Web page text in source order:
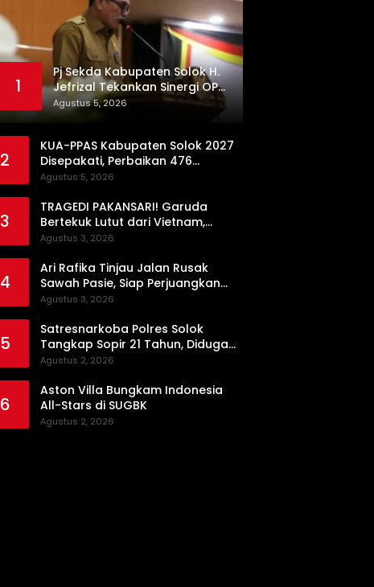
1
Pj Sekda Kabupaten Solok H.
Jefrizal Tekankan Sinergi OPD
demi Percepatan
Pembangunan Daerah
Agustus 5, 2026
2
KUA-PPAS Kabupaten Solok 2027
Disepakati, Perbaikan 476
Kilometer Jalan Rusak Jadi
Agustus 5, 2026
3
TRAGEDI PAKANSARI! Garuda
Bertekuk Lutut dari Vietnam,
Langkah ke Semifinal Kini di Ujung
Agustus 3, 2026
4
Ari Rafika Tinjau Jalan Rusak
Sawah Pasie, Siap Perjuangkan
Perbaikannya di DPRD
Agustus 3, 2026
5
Satresnarkoba Polres Solok
Tangkap Sopir 21 Tahun, Diduga
Kuasai Satu Paket Sabu di Kubung
Agustus 2, 2026
6
Aston Villa Bungkam Indonesia
All-Stars di SUGBK
Agustus 2, 2026